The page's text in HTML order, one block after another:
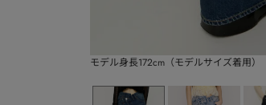
モデル身長172cm（モデルサイズ着用）